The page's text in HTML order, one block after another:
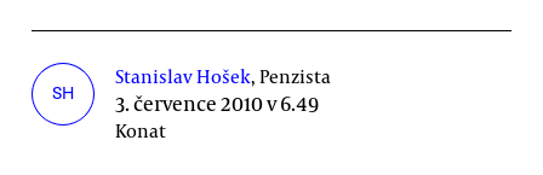
SH
Stanislav Hošek, Penzista
3. července 2010 v 6.49
Konat